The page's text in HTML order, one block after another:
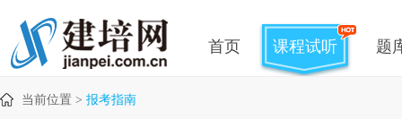
首页 课程试听 题
当前位置 > 报考指南